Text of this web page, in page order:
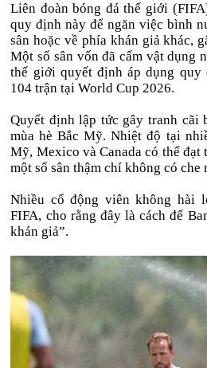
Liên đoàn bóng đá thế giới
quy định này để ngăn việc bình
sân hoặc về phía khán giả khác,
Một số sân vốn đã cấm vật dụng
thế giới quyết định áp dụng quy
104 trận tại World Cup 2026.
Quyết định lập tức gây tranh cãi
mùa hè Bắc Mỹ. Nhiệt độ tại
Mỹ, Mexico và Canada có thể
một số sân thậm chí không có che
Nhiều cổ động viên không hài
FIFA, cho rằng đây là cách để
khán giả”.